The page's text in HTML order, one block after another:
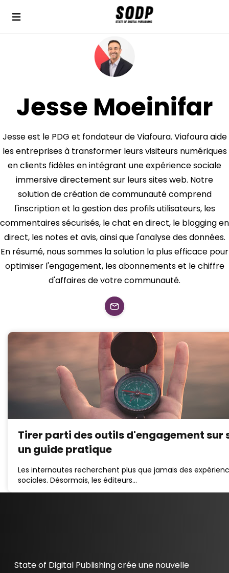
Jesse Moeinifar
Jesse est le PDG et fondateur de Viafoura. Viafoura aide
les entreprises à transformer leurs visiteurs numériques
en clients fidèles en intégrant une expérience sociale
immersive directement sur leurs sites web. Notre
solution de création de communauté comprend
l'inscription et la gestion des profils utilisateurs, les
commentaires sécurisés, le chat en direct, le blogging en
direct, les notes et avis, ainsi que l'analyse des données.
En résumé, nous sommes la solution la plus efficace pour
optimiser l'engagement, les abonnements et le chiffre
d'affaires de votre communauté.
Tirer parti des outils d'engagement sur
un guide pratique
Les internautes recherchent plus que jamais des
sociales. Désormais, les éditeurs…
State of Digital Publishing crée une nouvelle